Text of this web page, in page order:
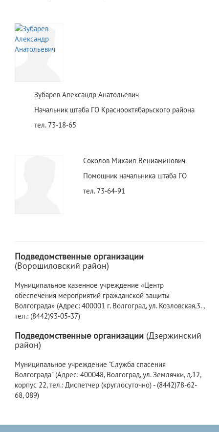
Зубарев Александр Анатольевич
Начальник штаба ГО Краснооктябарьского района
тел. 73-18-65
Соколов Михаил Вениаминович
Помощник начальника штаба ГО
тел. 73-64-91
Подведомственные организации
(Ворошиловский район)
Муниципальное казенное учреждение «Центр
обеспечения мероприятий гражданской защиты
Волгограда» (Адрес: 400001 г. Волгоград, ул. Козловская,3. ,
тел.: (8442)93-05-37)
Подведомственные организации (Дзержинский
район)
Муниципальное учреждение "Служба спасения
Волгограда" (Адрес: 400048, Волгоград, ул. Землячки, д.12,
корпус 22, тел.: Диспетчер (круглосуточно) - (8442)78-62-
68, 089)